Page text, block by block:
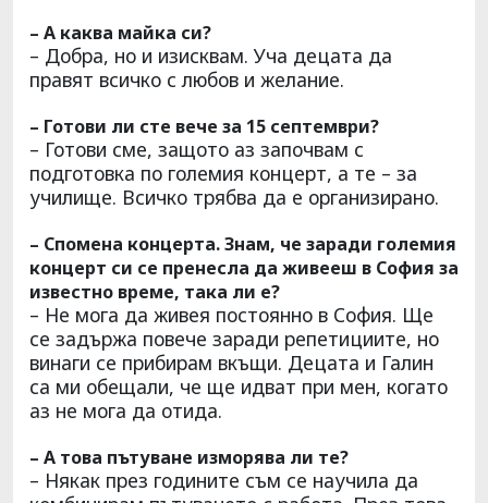
– А каква майка си?
– Добра, но и изисквам. Уча децата да
правят всичко с любов и желание.
– Готови ли сте вече за 15 септември?
– Готови сме, защото аз започвам с
подготовка по големия концерт, а те – за
училище. Всичко трябва да е организирано.
– Спомена концерта. Знам, че заради големия
концерт си се пренесла да живееш в София за
известно време, така ли е?
– Не мога да живея постоянно в София. Ще
се задържа повече заради репетициите, но
винаги се прибирам вкъщи. Децата и Галин
са ми обещали, че ще идват при мен, когато
аз не мога да отида.
– А това пътуване изморява ли те?
– Някак през годините съм се научила да